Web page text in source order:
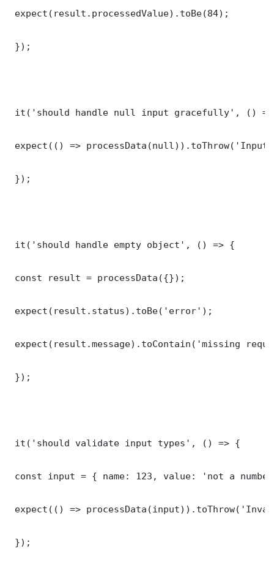
expect(result.processedValue).toBe(84);
});
it('should handle null input gracefully', ()
expect(() =>
});
it('should handle empty object', () => {
const result = processData({});
expect(result.status).toBe('error');
expect(result.message).toContain('missing
});
it('should validate input types', () => {
const input = { name: 123, value: 'not a
expect(() =>
});